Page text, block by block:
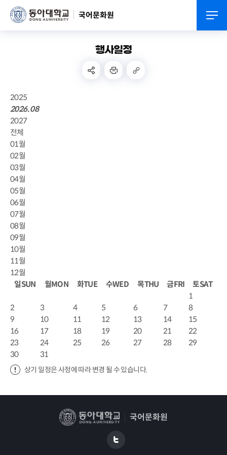
국어문화원
행사일정
2025
2026. 08
2027
전체
01월
02월
03월
04월
05월
06월
07월
08월
09월
10월
11월
12월
일SUN 월MON 화TUE 수WED 목THU 금FRI 토SAT
1
2
3 4 5 6 7
8
9
10 11 12 13 14
15
16
17 18 19 20 21
22
23
24 25 26 27 28
29
30
31
상기 일정은 사정에 따라 변경 될 수 있습니다.
국어문화원